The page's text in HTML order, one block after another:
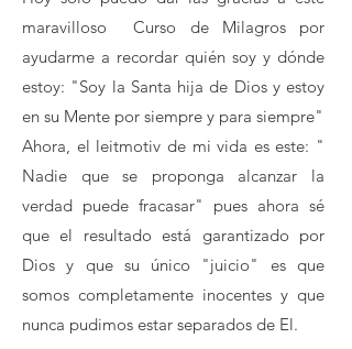
maravilloso Curso de Milagros por
ayudarme a recordar quién soy y dónde
estoy: "Soy la Santa hija de Dios y estoy
en su Mente por siempre y para siempre"
Ahora, el leitmotiv de mi vida es este: "
Nadie que se proponga alcanzar la
verdad puede fracasar" pues ahora sé
que el resultado está garantizado por
Dios y que su único "juicio" es que
somos completamente inocentes y que
nunca pudimos estar separados de El.